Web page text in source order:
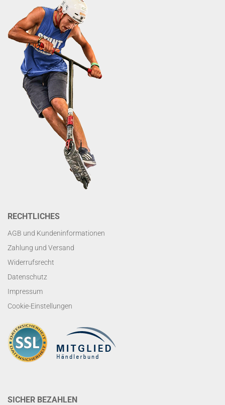
RECHTLICHES
AGB und Kundeninformationen
Zahlung und Versand
Widerrufsrecht
Datenschutz
Impressum
Cookie-Einstellungen
SICHER BEZAHLEN